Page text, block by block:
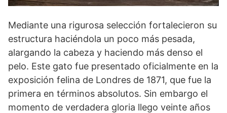
Mediante una rigurosa selección fortalecieron su
estructura haciéndola un poco más pesada,
alargando la cabeza y haciendo más denso el
pelo. Este gato fue presentado oficialmente en la
exposición felina de Londres de 1871, que fue la
primera en términos absolutos. Sin embargo el
momento de verdadera gloria llego veinte años